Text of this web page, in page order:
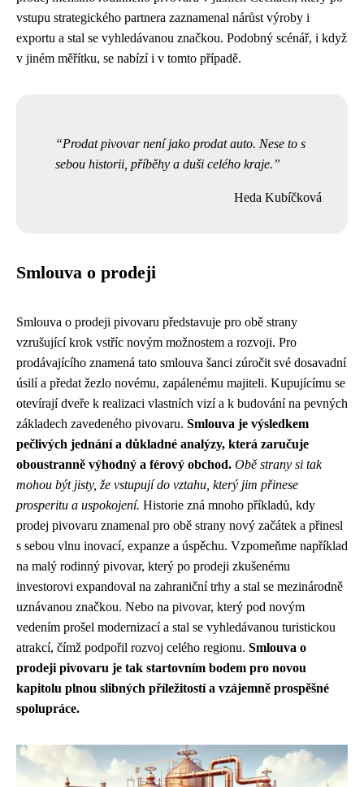
vstupu strategického partnera zaznamenal nárůst výroby i
exportu a stal se vyhledávanou značkou. Podobný scénář, i když
v jiném měřítku, se nabízí i v tomto případě.
Prodat pivovar není jako prodat auto. Nese to s
sebou historii, příběhy a duši celého kraje.
Heda Kubíčková
Smlouva o prodeji
Smlouva o prodeji pivovaru představuje pro obě strany
vzrušující krok vstříc novým možnostem a rozvoji. Pro
prodávajícího znamená tato smlouva šanci zúročit své dosavadní
úsilí a předat žezlo novému, zapálenému majiteli. Kupujícímu se
otevírají dveře k realizaci vlastních vizí a k budování na pevných
základech zavedeného pivovaru. Smlouva je výsledkem
pečlivých jednání a důkladné analýzy, která zaručuje
oboustranně výhodný a férový obchod. Obě strany si tak
mohou být jisty, že vstupují do vztahu, který jim přinese
prosperitu a uspokojení. Historie zná mnoho příkladů, kdy
prodej pivovaru znamenal pro obě strany nový začátek a přinesl
s sebou vlnu inovací, expanze a úspěchu. Vzpomeňme například
na malý rodinný pivovar, který po prodeji zkušenému
investorovi expandoval na zahraniční trhy a stal se mezinárodně
uznávanou značkou. Nebo na pivovar, který pod novým
vedením prošel modernizací a stal se vyhledávanou turistickou
atrakcí, čímž podpořil rozvoj celého regionu. Smlouva o
prodeji pivovaru je tak startovním bodem pro novou
kapitolu plnou slibných příležitostí a vzájemně prospěšné
spolupráce.